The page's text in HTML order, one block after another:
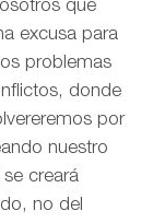
que
excusa para
problemas
donde
por
nuestro
creará
no del